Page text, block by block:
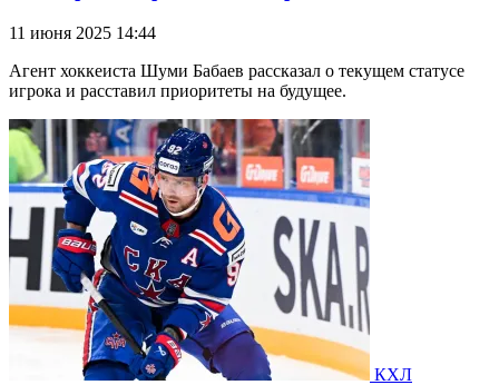
11 июня 2025 14:44
Агент хоккеиста Шуми Бабаев рассказал о текущем статусе
игрока и расставил приоритеты на будущее.
КХЛ